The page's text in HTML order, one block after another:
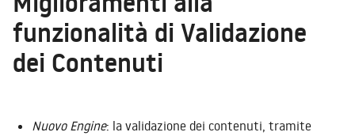
funzionalità di Validazione
dei Contenuti
Nuovo Engine: la validazione dei contenuti, tramite